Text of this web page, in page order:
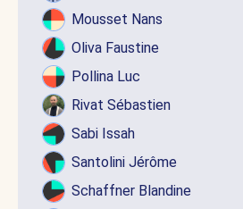
Mousset Nans
Oliva Faustine
Pollina Luc
Rivat Sébastien
Sabi Issah
Santolini Jérôme
Schaffner Blandine